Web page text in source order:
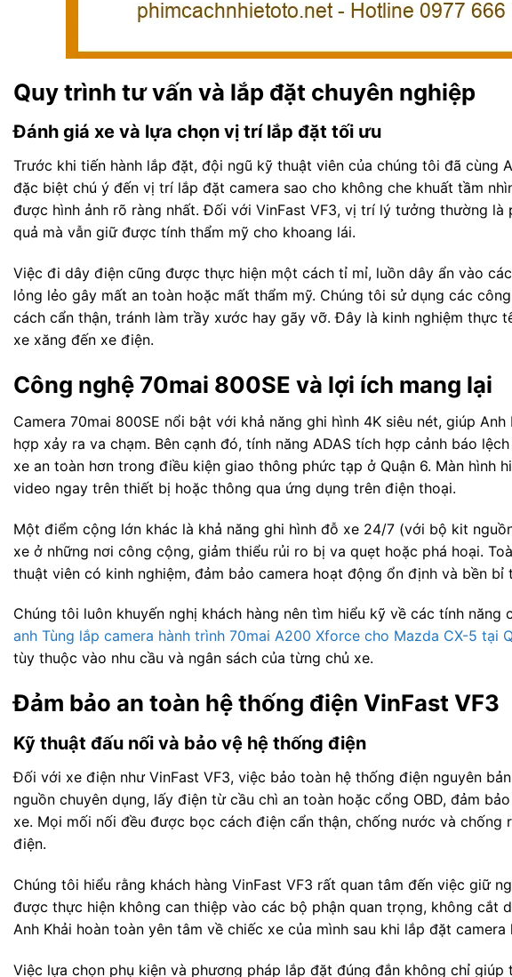
Quy trình tư vấn và lắp đặt chuyên nghiệp
Đánh giá xe và lựa chọn vị trí lắp đặt tối ưu
Trước khi tiến hành lắp đặt, đội ngũ kỹ thuật viên của chúng tôi đã cùng
đặc biệt chú ý đến vị trí lắp đặt camera sao cho không che khuất tầm
được hình ảnh rõ ràng nhất. Đối với VinFast VF3, vị trí lý tưởng thường là
quả mà vẫn giữ được tính thẩm mỹ cho khoang lái.
Việc đi dây điện cũng được thực hiện một cách tỉ mỉ, luồn dây ẩn vào
lỏng lẻo gây mất an toàn hoặc mất thẩm mỹ. Chúng tôi sử dụng các
cách cẩn thận, tránh làm trầy xước hay gãy vỡ. Đây là kinh nghiệm thực
xe xăng đến xe điện.
Công nghệ 70mai 800SE và lợi ích mang lại
Camera 70mai 800SE nổi bật với khả năng ghi hình 4K siêu nét, giúp
hợp xảy ra va chạm. Bên cạnh đó, tính năng ADAS tích hợp cảnh báo
xe an toàn hơn trong điều kiện giao thông phức tạp ở Quận 6. Màn hình
video ngay trên thiết bị hoặc thông qua ứng dụng trên điện thoại.
Một điểm cộng lớn khác là khả năng ghi hình đỗ xe 24/7 (với bộ kit
xe ở những nơi công cộng, giảm thiểu rủi ro bị va quẹt hoặc phá hoại.
thuật viên có kinh nghiệm, đảm bảo camera hoạt động ổn định và bền bỉ
Chúng tôi luôn khuyến nghị khách hàng nên tìm hiểu kỹ về các tính
anh Tùng lắp camera hành trình 70mai A200 Xforce cho Mazda CX-5 tại
tùy thuộc vào nhu cầu và ngân sách của từng chủ xe.
Đảm bảo an toàn hệ thống điện VinFast VF3
Kỹ thuật đấu nối và bảo vệ hệ thống điện
Đối với xe điện như VinFast VF3, việc bảo toàn hệ thống điện nguyên
nguồn chuyên dụng, lấy điện từ cầu chì an toàn hoặc cổng OBD, đảm
xe. Mọi mối nối đều được bọc cách điện cẩn thận, chống nước và chống
điện.
Chúng tôi hiểu rằng khách hàng VinFast VF3 rất quan tâm đến việc giữ
được thực hiện không can thiệp vào các bộ phận quan trọng, không cắt
Anh Khải hoàn toàn yên tâm về chiếc xe của mình sau khi lắp đặt camera
Việc lựa chọn phụ kiện và phương pháp lắp đặt đúng đắn không chỉ